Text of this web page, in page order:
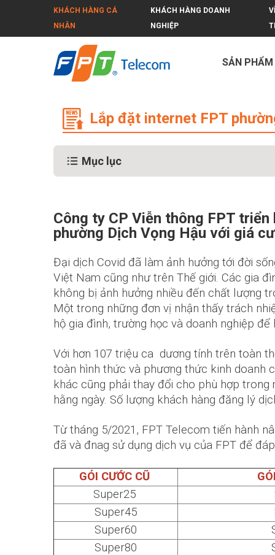
KHÁCH HÀNG CÁ
NHÂN
KHÁCH HÀNG DOANH
NGHIỆP
SẢN PHẨM
Lắp đặt internet FPT
Mục lục
Công ty CP Viễn thông FPT
phường Dịch Vọng Hậu với giá
Đại dịch Covid đã làm ảnh hưởng tới đời
Việt Nam cũng như trên Thế giới. Các gia
không bị ảnh hưởng nhiều đến chất lượng
Một trong những đơn vị nhận thấy trách
hộ gia đình, trường học và doanh nghiệp
Với hơn 107 triệu ca dương tính trên toàn
toàn hình thức và phương thức kinh doanh
khác cũng phải thay đổi cho phù hợp
hằng ngày. Số lượng khách hàng đăng lý
Từ tháng 5/2021, FPT Telecom tiến hành
đã và đnag sử dụng dịch vụ của FPT để
GÓI CƯỚC CŨ
Super25
Super45
Super60
Super80